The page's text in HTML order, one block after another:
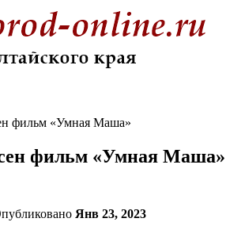
фильм «Умная Маша»
фильм «Умная Маша»
Янв 23, 2023